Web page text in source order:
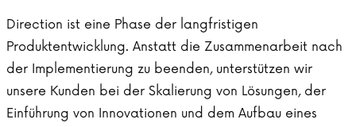
Direction ist eine Phase der langfristigen
Produktentwicklung. Anstatt die Zusammenarbeit nach
der Implementierung zu beenden, unterstützen wir
unsere Kunden bei der Skalierung von Lösungen, der
Einführung von Innovationen und dem Aufbau eines